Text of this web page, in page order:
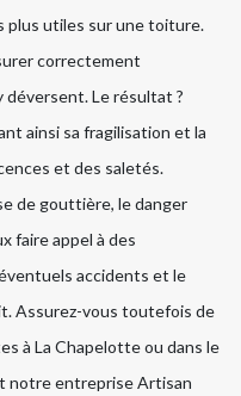
plus utiles sur une toiture.
correctement
déversent. Le résultat ?
ainsi sa fragilisation et la
et des saletés.
de gouttière, le danger
faire appel à des
accidents et le
Assurez-vous toutefois de
à La Chapelotte ou dans le
notre entreprise Artisan